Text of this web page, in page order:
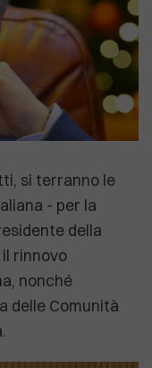
si terranno le
- per la
della
rinnovo
nonché
delle Comunità